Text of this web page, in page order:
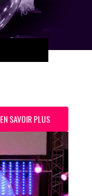
EN SAVOIR PLUS